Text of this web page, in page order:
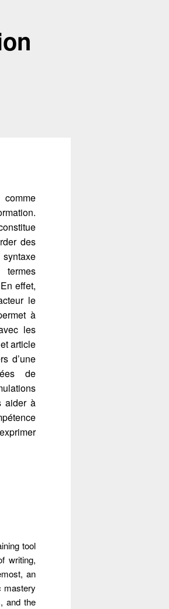
des
effet,
le
à
les
article
d’une
de
aider à
tool
writing,
an
mastery
and the